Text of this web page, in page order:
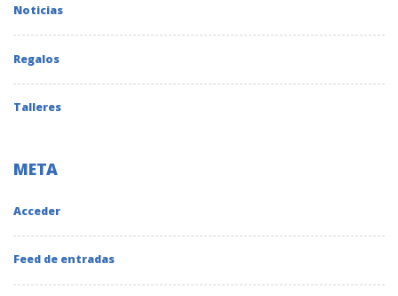
Noticias
Regalos
Talleres
META
Acceder
Feed de entradas